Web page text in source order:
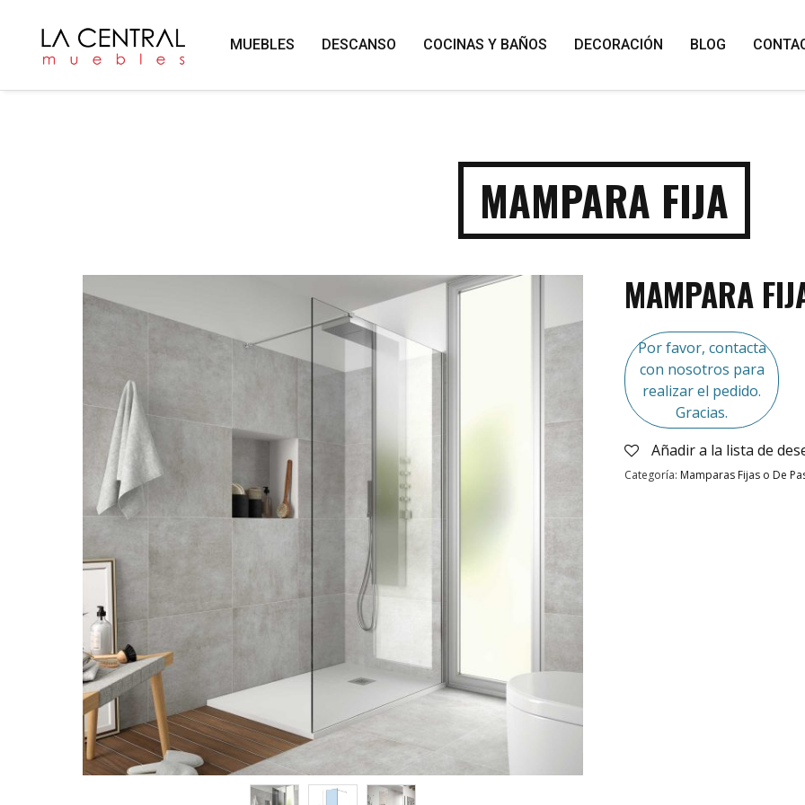
MUEBLES DESCANSO COCINAS Y BAÑOS DECORACIÓN BLOG
MAMPARA FIJA
MAMPARA
Por favor, contacta
con nosotros para
realizar el pedido.
Gracias.
Añadir a la lista de
Categoría: Mamparas Fijas o De